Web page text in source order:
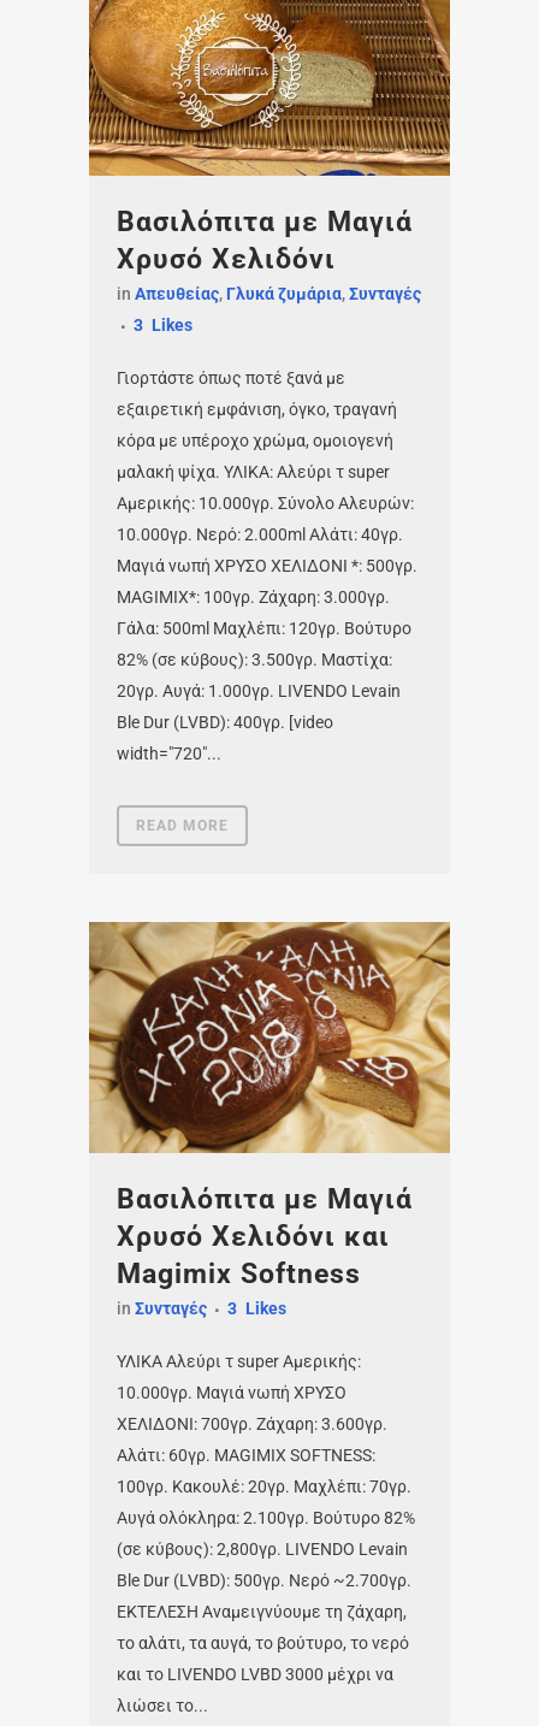
Βασιλόπιτα με Μαγιά
Χρυσό Χελιδόνι
in Απευθείας, Γλυκά ζυμάρια,Συνταγές
3 Likes
Γιορτάστε όπως ποτέ ξανά με
εξαιρετική εμφάνιση, όγκο, τραγανή
κόρα με υπέροχο χρώμα, ομοιογενή
μαλακή ψίχα. ΥΛΙΚΑ: Αλεύρι τ super
Αμερικής: 10.000γρ. Σύνολο Αλευρών:
10.000γρ. Νερό: 2.000ml Αλάτι: 40γρ.
Μαγιά νωπή ΧΡΥΣΟ ΧΕΛΙΔΟΝΙ *: 500γρ.
MAGIMIX*: 100γρ. Ζάχαρη: 3.000γρ.
Γάλα: 500ml Μαχλέπι: 120γρ. Βούτυρο
82% (σε κύβους): 3.500γρ. Μαστίχα:
20γρ. Αυγά: 1.000γρ. LIVENDO Levain
Ble Dur (LVBD): 400γρ. [video
width="720"...
READ MORE
Βασιλόπιτα με Μαγιά
Χρυσό Χελιδόνι και
Magimix Softness
in Συνταγές 3 Likes
ΥΛΙΚΑ Αλεύρι τ super Αμερικής:
10.000γρ. Μαγιά νωπή ΧΡΥΣΟ
ΧΕΛΙΔΟΝΙ: 700γρ. Ζάχαρη: 3.600γρ.
Αλάτι: 60γρ. MAGIMIX SOFTNESS:
100γρ. Κακουλέ: 20γρ. Μαχλέπι: 70γρ.
Αυγά ολόκληρα: 2.100γρ. Βούτυρο 82%
(σε κύβους): 2,800γρ. LIVENDO Levain
Ble Dur (LVBD): 500γρ. Νερό ~2.700γρ.
ΕΚΤΕΛΕΣΗ Αναμειγνύουμε τη ζάχαρη,
το αλάτι, τα αυγά, το βούτυρο, το νερό
και το LIVENDO LVBD 3000 μέχρι να
λιώσει το...